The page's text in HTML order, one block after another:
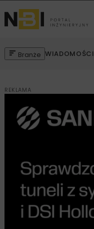
Branże WIADOMOŚCI
REKLAMA